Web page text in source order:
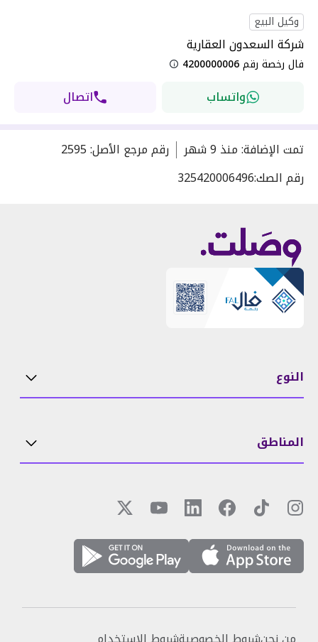
وكيل البيع
شركة السعدون العقارية
فال رخصة رقم4200000006
واتساب اتصال
تمت الإضافة:منذ 9 شهر رقم مرجع الأصل:
2595
رقم الصك:325420006496
النوع
المناطق